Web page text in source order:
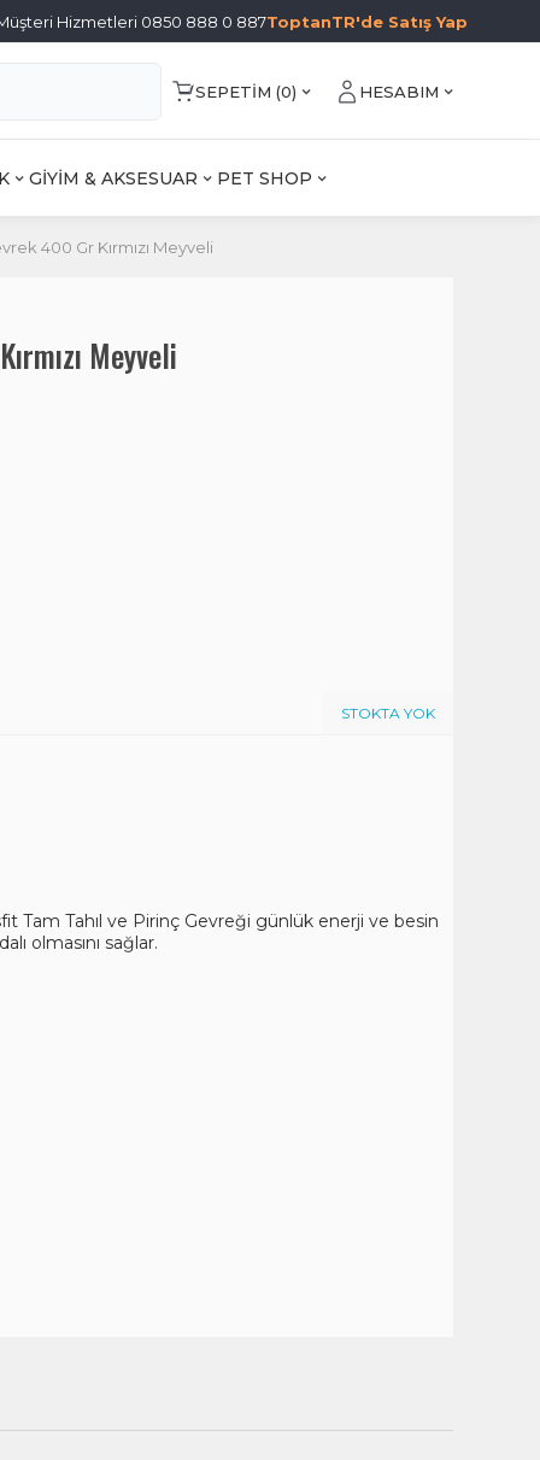
Hizmetleri 0850 888 0 887ToptanTR'de Satış Yap
SEPETIM (0) HESABIM
GİYİM & AKSESUAR PET SHOP
400 Gr Kırmızı Meyveli
Meyveli
STOKTA YOK
Tam Tahıl ve Pirinç Gevreği günlük enerji ve besin
olmasını sağlar.